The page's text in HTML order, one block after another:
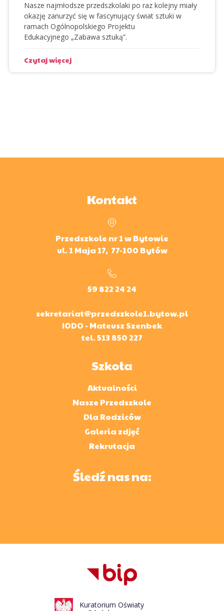
Nasze najmłodsze przedszkolaki po raz kolejny miały
okazję zanurzyć się w fascynujący świat sztuki w
ramach Ogólnopolskiego Projektu
Edukacyjnego „Zabawa sztuką”.
Czytaj więcej
Kontakt
Przedszkole nr 1 w Bytowie
ul. 1 Maja 17, 77-100 Bytów
59 822 24 24
sekretariat@przedszkole1.bytow.pl
IODO - Mateusz Szenbek
tel.513 850 227
Szkoła
Aktualności
Nasze Przedszkole
Dla Rodziców
Galeria zdjęć
Rekrutacja
Śledź nas na:
Kuratorium Oświaty